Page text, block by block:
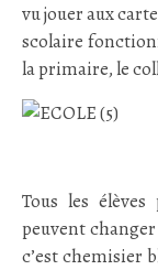
vu jouer aux
scolaire
la primaire, le
Tous les
peuvent changer
c’est chemisier